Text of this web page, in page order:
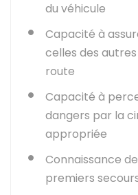
du véhicule
Capacité à
celles des
route
Capacité à
dangers par la
appropriée
Connaissance
premiers